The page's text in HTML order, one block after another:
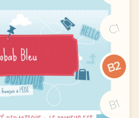
C1
B2
B1